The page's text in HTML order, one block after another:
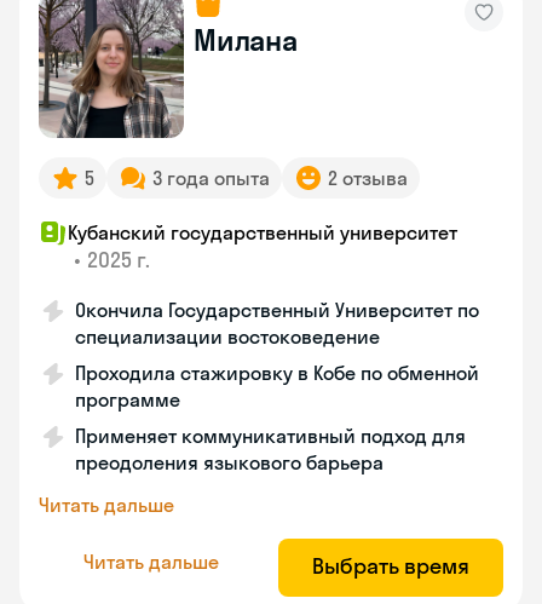
Милана
5 3 года опыта 2 отзыва
Кубанский государственный университет
• 2025 г.
Окончила Государственный Университет по
специализации востоковедение
Проходила стажировку в Кобе по обменной
программе
Применяет коммуникативный подход для
преодоления языкового барьера
Читать дальше
Читать дальше Выбрать время